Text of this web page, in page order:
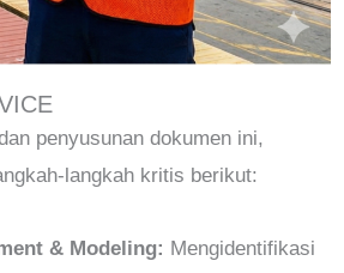
penyusunan dokumen ini,
langkah kritis berikut:
& Modeling: Mengidentifikasi